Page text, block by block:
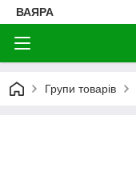
ВАЯРА
Групи товарів